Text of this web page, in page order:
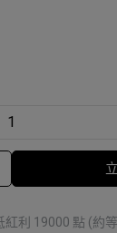
紅利 19000 點 (約